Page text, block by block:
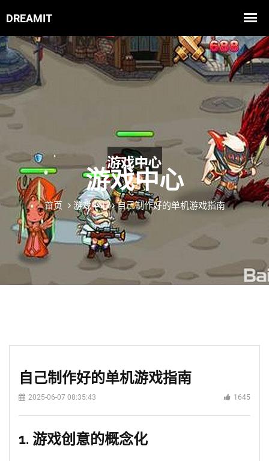
游戏中心
首页 游戏中心 自己制作好的单机游戏指南
自己制作好的单机游戏指南
2025-06-07 08:35:43 1645
1. 游戏创意的概念化